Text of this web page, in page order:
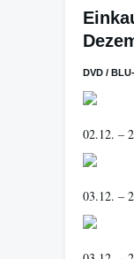
DVD /
02.12. –
03.12. –